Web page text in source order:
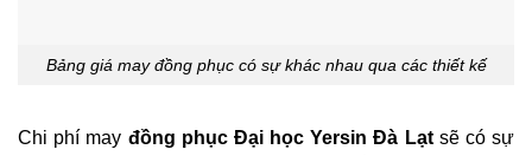
Bảng giá may đồng phục có sự khác nhau qua các thiết kế
Chi phí may đồng phục Đại học Yersin Đà Lạt sẽ có sự